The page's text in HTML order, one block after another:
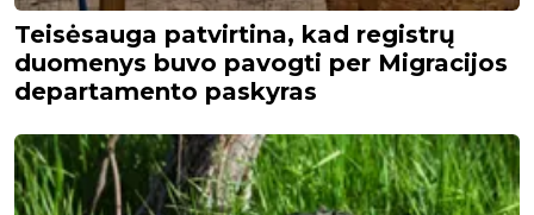
Teisėsauga patvirtina, kad registrų
duomenys buvo pavogti per Migracijos
departamento paskyras